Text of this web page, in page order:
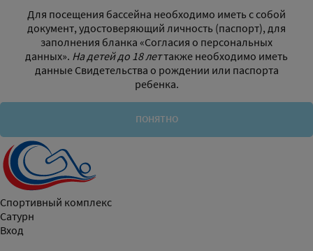
Для посещения бассейна необходимо иметь с собой
документ, удостоверяющий личность (паспорт), для
заполнения бланка «Согласия о персональных
данных». На детей до 18 леттакже необходимо иметь
данные Свидетельства о рождении или паспорта
ребенка.
ПОНЯТНО
Спортивный комплекс
Сатурн
Вход